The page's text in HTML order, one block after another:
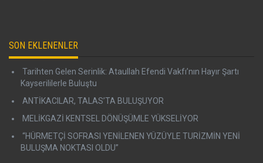
SON EKLENENLER
Tarihten Gelen Serinlik: Ataullah Efendi Vakfı’nın Hayır Şartı
Kayserililerle Buluştu
ANTİKACILAR, TALAS’TA BULUŞUYOR
MELİKGAZİ KENTSEL DÖNÜŞÜMLE YÜKSELİYOR
“HÜRMETÇİ SOFRASI YENİLENEN YÜZÜYLE TURİZMİN YENİ
BULUŞMA NOKTASI OLDU”